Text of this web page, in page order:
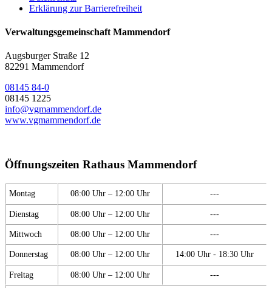
Erklärung zur Barrierefreiheit
Verwaltungsgemeinschaft Mammendorf
Augsburger Straße 12
82291 Mammendorf
08145 84-0
08145 1225
info@vgmammendorf.de
www.vgmammendorf.de
Öffnungszeiten Rathaus Mammendorf
Montag 08:00 Uhr – 12:00 Uhr ---
Dienstag 08:00 Uhr – 12:00 Uhr ---
Mittwoch 08:00 Uhr – 12:00 Uhr ---
Donnerstag 08:00 Uhr – 12:00 Uhr 14:00 Uhr - 18:30 Uhr
Freitag 08:00 Uhr – 12:00 Uhr ---